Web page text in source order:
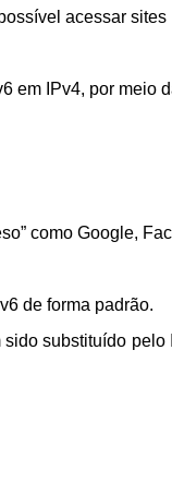
acessar
em IPv4, por meio
como Google,
de forma padrão.
substituído